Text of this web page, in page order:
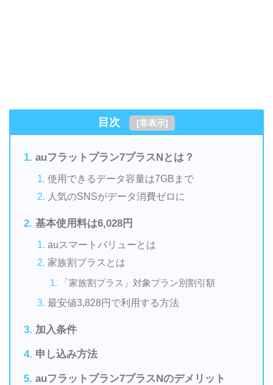
目次 [非表示]
auフラットプラン7プラスNとは？
使用できるデータ容量は7GBまで
人気のSNSがデータ消費ゼロに
基本使用料は6,028円
auスマートバリューとは
家族割プラスとは
「家族割プラス」対象プラン別割引額
最安値3,828円で利用する方法
加入条件
申し込み方法
auフラットプラン7プラスNのデメリット